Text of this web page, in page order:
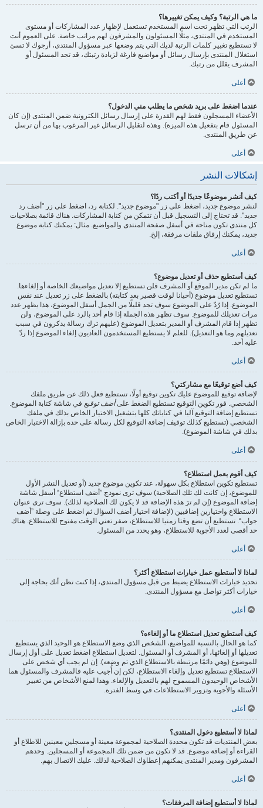
ما هي الرتبة؟ وكيف يمكن تغييرها؟
الرتب التي تظهر تحت اسم المستخدم تستعمل لإظهار عدد المشاركات أو مستوى
المستخدم في المنتدى، مثلًا المسئولون والمشرفون لهم مراتب خاصة. على العموم أنت
لا تستطيع تغيير كلمات الرتبة لديك التي يتم وضعها عبر مسؤول المنتدى، أرجوك لا تسئ
استغلال المنتدى بإرسال رسائل أو مواضيع فارغة لزيادة رتبتك، قد تجد المسئول أو
المشرف يقلل من رتبك.
أعلى
عندما اضغط على بريد شخص ما يطلب مني الدخول؟
الأعضاء المسجلون فقط لهم القدرة على إرسال رسائل الكترونية ضمن المنتدى (إن كان
المسئول قام بتفعيل هذه الميزة). وهذه لتقليل الرسائل غير المرغوب بها من أن ترسل
عن طريق المنتدى.
أعلى
إشكالات النشر
كيف أنشر موضوعًا جديدًا أو أكتب ردًا؟
لنشر موضوع جديد، اضغط على زر "موضوع جديد". لكتابة رد، اضغط على زر "أضف رد
جديد". قد تحتاج إلى التسجيل قبل أن تتمكن من كتابة المشاركات. هناك قائمة بصلاحيات
كل منتدى تكون متاحة في أسفل صفحة المنتدى والمواضيع. مثال: يمكنك كتابة موضوع
جديد، يمكنك إرفاق ملفات مرفقة، إلخ.
أعلى
كيف أستطيع حذف أو تعديل موضوع؟
ما لم تكن مدير الموقع أو المشرف فلن تستطيع إلا تعديل مواضيعك الخاصة أو إلغاءها.
تستطيع تعديل موضوع (أحيانا لوقت قصير بعد كتابته) بالضغط على زر تعديل عند نفس
الموضوع. إذا رُدّ على الموضوع سوف تجد قليلًا من الجمل أسفل الموضوع، هذا يظهر عدد
مرات تعديلك للموضوع. سوف تظهر هذه الجملة إذا قام أحد بالرد على الموضوع، ولن
تظهر إذا قام المشرف أو المدير بتعديل الموضوع (عليهم ترك رسالة يذكرون في سبب
تعديلهم وما هو التعديل). للعلم لا يستطيع المستخدمون العاديون إلغاء الموضوع إذا ردّ
عليه أحد.
أعلى
كيف أضع توقيعًا مع مشاركتي؟
لإضافة توقيع للموضوع عليك تكوين توقيع أولًا، تستطيع فعل ذلك عن طريق ملفك
الشخصي. فور تكوين التوقيع تستطيع الضغط علىأضف توقيع في شاشة كتابة الموضوع.
تستطيع إضافة التوقيع آليا في كتاباتك كلها بتشغيل الاختيار الخاص بذلك في ملفك
الشخصي (تستطيع كذلك توقيف إضافة التوقيع لكل رسالة على حده بإزالة الاختيار الخاص
بذلك في شاشة الموضوع).
أعلى
كيف أقوم بعمل استطلاع؟
تستطيع تكوين استطلاع بكل سهولة، عند تكوين موضوع جديد (أو تعديل النشر الأول
للموضوع، إن كانت لك تلك الصلاحية) سوف ترى نموذج ”أضف استطلاع“ أسفل شاشة
إضافة الموضوع (إن لم ترَ هذه الإضافة قد لا يكون لك الصلاحية لذلك). سوف ترى عنوان
الاستطلاع واختيارين إضافيين (لإضافة اختيار أضف السؤال ثم اضغط على وصلة ”أضف
جواب“. تستطيع أن تضع وقتا زمنيا للاستطلاع، صفر تعني الوقت مفتوح للاستطلاع. هناك
حد أقصى لعدد الأجوبة للاستطلاع، وهو يحدد من المسئول.
أعلى
لماذا لا أستطيع عمل خيارات استطلاع أكثر؟
تحديد خيارات الاستطلاع يضبط من قبل مسؤول المنتدى، إذا كنت تظن أنك بحاجة إلى
خيارات أكثر تواصل مع مسؤول المنتدى.
أعلى
كيف أستطيع تعديل استطلاع ما أو إلغاءه؟
كما هو الحال بالنسبة للمواضيع، الشخص الذي وضع الاستطلاع هو الوحيد الذي يستطيع
تعديلها أو إلغائها، أو المشرف أو المسئول. لتعديل استطلاع اضغط تعديل على أول إرسال
للموضوع (وهي دائمًا مرتبطة بالاستطلاع الذي تم وضعه). إن لم يجب أي شخص على
الاستطلاع تستطيع تعديل وإلغاء الاستطلاع، لكن إن أُجيب عليه فالمشرف والمسئول هما
الأشخاص الوحيدون المسموح لهم بالتعديل والإلغاء. وهذا لمنع الأشخاص من تغيير
الأسئلة والأجوبة وتزوير الاستطلاعات في وسط الفترة.
أعلى
لماذا لا أستطيع دخول المنتدى؟
بعض المنتديات قد تكون محددة الصلاحية لمجموعة معينة أو مسجلين معينين للاطلاع أو
القراءة أو إضافة موضوع. قد لا تكون من ضمن تلك المجموعة أو المسجلين. وحدهم
المشرفون ومدير المنتدى يمكنهم إعطاؤك الصلاحية لذلك. عليك الاتصال بهم.
أعلى
لماذا لا أستطيع إضافة المرفقات؟